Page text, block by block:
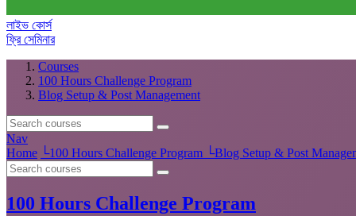
লাইভ কোর্স
ফ্রি সেমিনার
Courses
100 Hours Challenge Program
Blog Setup & Post Management
Nav
Home └100 Hours Challenge Program └Blog Setup & Post
100 Hours Challenge Program